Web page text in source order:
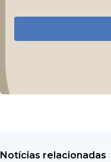
Notícias relacionadas